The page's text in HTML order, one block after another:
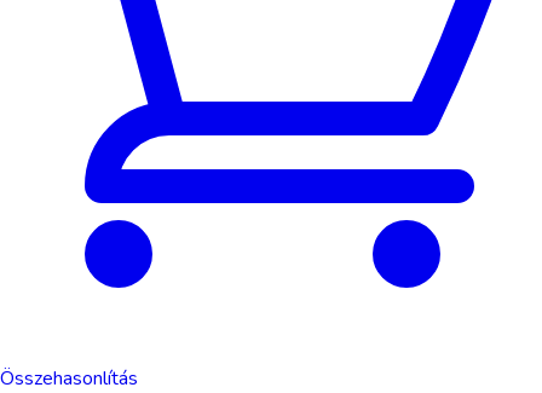
Összehasonlítás